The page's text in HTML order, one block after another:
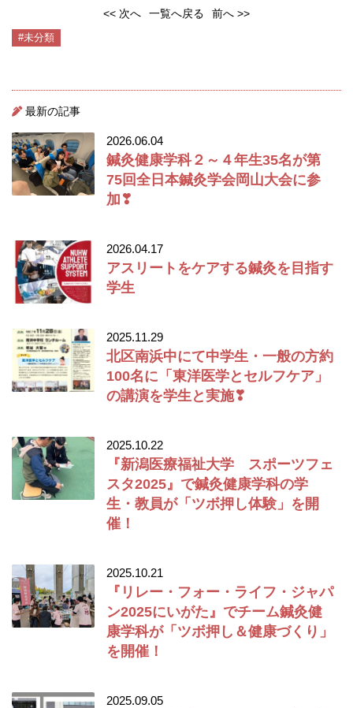
<< 次へ 一覧へ戻る 前へ >>
#未分類
最新の記事
2026.06.04
鍼灸健康学科２～４年生35名が第
75回全日本鍼灸学会岡山大会に参
加❣
2026.04.17
アスリートをケアする鍼灸を目指す
学生
2025.11.29
北区南浜中にて中学生・一般の方約
100名に「東洋医学とセルフケア」
の講演を学生と実施❣
2025.10.22
『新潟医療福祉大学 スポーツフェ
スタ2025』で鍼灸健康学科の学
生・教員が「ツボ押し体験」を開
催！
2025.10.21
『リレー・フォー・ライフ・ジャパ
ン2025にいがた』でチーム鍼灸健
康学科が「ツボ押し＆健康づくり」
を開催！
2025.09.05